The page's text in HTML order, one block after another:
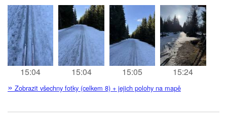
15:04 15:04 15:05 15:24
» Zobrazit všechny fotky (celkem 8) + jejich polohy na mapě